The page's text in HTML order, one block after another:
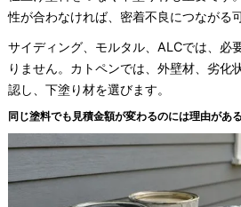
性が合わなければ、密着不良につながる
サイディング、モルタル、ALCでは、必
りません。カトペンでは、外壁材、劣化
認し、下塗り材を選びます。
同じ塗料でも見積金額が変わるのには理由がある